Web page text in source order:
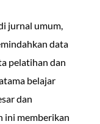
jurnal umum,
data
pelatihan dan
belajar
dan
ini memberikan